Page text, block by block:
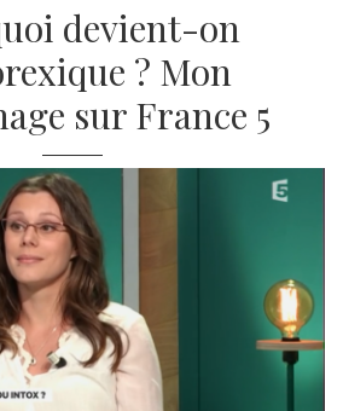
devient-on
? Mon
sur France 5